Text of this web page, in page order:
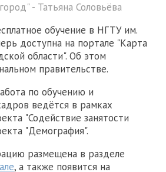
- Татьяна Соловьёва
обучение в НГТУ им.
доступна на портале "Карта
области". Об этом
правительстве.
по обучению и
ведётся в рамках
"Содействие занятости
"Демография".
размещена в разделе
, а также появится на